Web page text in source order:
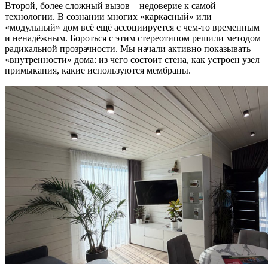
Второй, более сложный вызов – недоверие к самой
технологии. В сознании многих «каркасный» или
«модульный» дом всё ещё ассоциируется с чем-то временным
и ненадёжным. Бороться с этим стереотипом решили методом
радикальной прозрачности. Мы начали активно показывать
«внутренности» дома: из чего состоит стена, как устроен узел
примыкания, какие используются мембраны.